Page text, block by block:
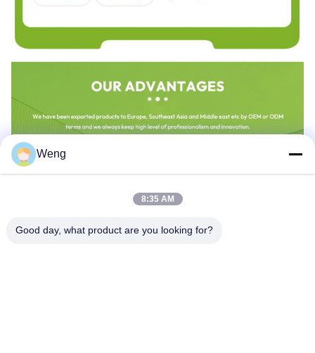
Weng
8:35 AM
Good day, what product are you looking for?